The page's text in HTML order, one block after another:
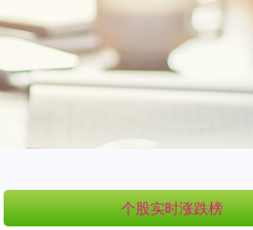
个股实时涨跌榜